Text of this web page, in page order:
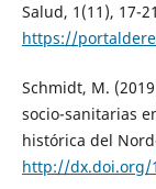
Salud, 1(11), 17-
https://
Schmidt, M.
socio-sanitarias
histórica del
http://dx.doi.org/